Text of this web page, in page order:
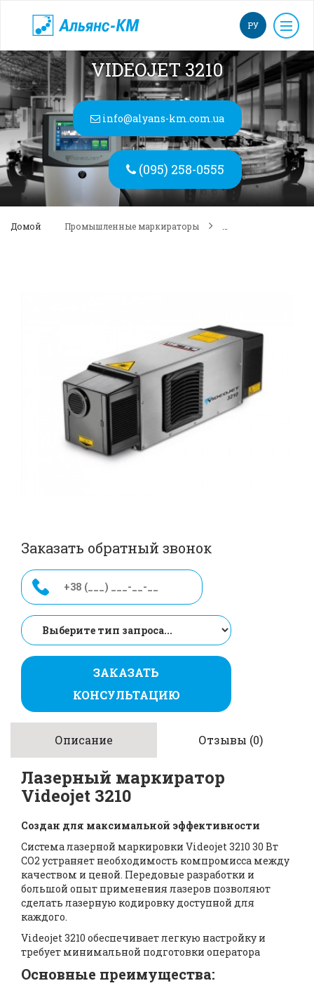
РУ
VIDEOJET 3210
info@alyans-km.com.ua
(095) 258-0555
Домой Промышленные маркираторы
Заказать обратный звонок
ЗАКАЗАТЬ
КОНСУЛЬТАЦИЮ
Описание Отзывы (0)
Лазерный маркиратор
Videojet 3210
Создан для максимальной эффективности
Система лазерной маркировки Videojet 3210 30 Вт
CO2 устраняет необходимость компромисса между
качеством и ценой. Передовые разработки и
большой опыт применения лазеров позволяют
сделать лазерную кодировку доступной для
каждого.
Videojet 3210 обеспечивает легкую настройку и
требует минимальной подготовки оператора
Основные преимущества: